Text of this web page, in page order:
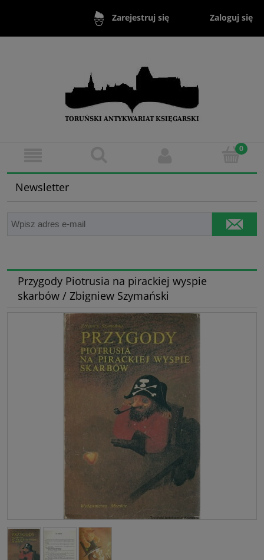
Zarejestruj się Zaloguj się
Newsletter
Przygody Piotrusia na pirackiej wyspie
skarbów / Zbigniew Szymański